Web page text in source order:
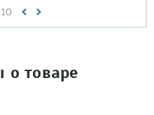
10
о товаре